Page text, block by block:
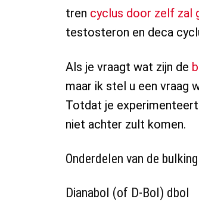
tren cyclus door zelf zal
testosteron en deca
Als je vraagt wat zijn de
maar ik stel u een vraag
Totdat je
niet achter zult komen.
Onderdelen van de
Dianabol (of D-Bol) dbol